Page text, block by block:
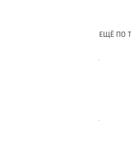
ЕЩЁ ПО